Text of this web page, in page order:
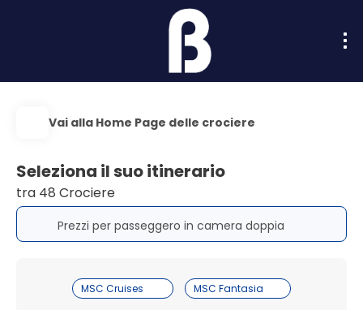
Vai alla Home Page delle crociere
Seleziona il suo itinerario
tra 48 Crociere
Prezzi per passeggero in camera doppia
MSC Cruises MSC Fantasia